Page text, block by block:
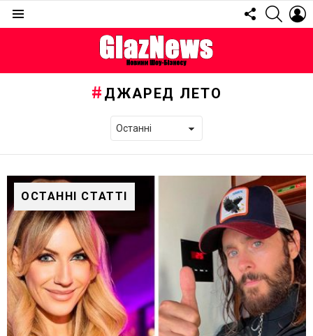
FOLLOW
US
ДЖАРЕД ЛЕТО
ОСТАННІ СТАТТІ